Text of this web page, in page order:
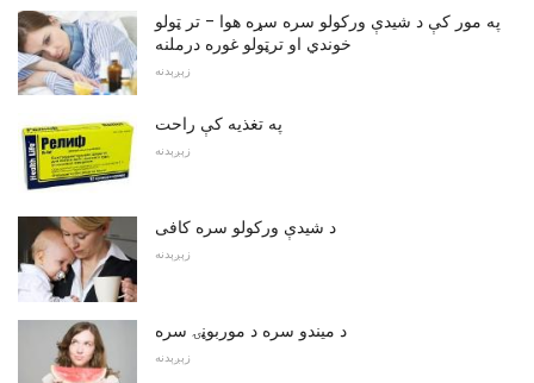
په مور کې د شیدې ورکولو سره سړه هوا - تر ټولو
خوندي او ترټولو غوره درملنه
زېږېدنه
په تغذیه کې راحت
زېږېدنه
د شیدې ورکولو سره کافی
زېږېدنه
د میندو سره د موربوڼۍ سره
زېږېدنه